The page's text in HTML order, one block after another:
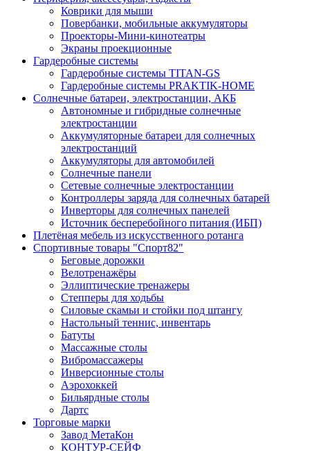
Коврики для мыши
Повербанки, мобильные аккумуляторы
Проекторы-Мини-кинотеатры
Экраны проекционные
Гардеробные системы
Гардеробные системы TITAN-GS
Гардеробные системы PRAKTIK-HOME
Солнечные батареи, электростанции, АКБ
Автономные и гибридные солнечные
электростанции
Аккумуляторные батареи для солнечных
электростанций
Аккумуляторы для автомобилей
Солнечные панели
Сетевые солнечные электростанции
Контроллеры заряда для солнечных батарей
Инверторы для солнечных панелей
Источник бесперебойного питания (ИБП)
Плетёная мебель из искусственного ротанга
Спортивные товары "Спорт82"
Беговые дорожки
Велотренажёры
Эллиптические тренажеры
Степперы для ходьбы
Силовые скамьи и стойки под штангу
Настольный теннис, инвентарь
Батуты
Массажные столы
Вибромассажеры
Инверсионные столы
Аэрохоккей
Бильярдные столы
Дартс
Торговые марки
Завод МетаКон
КОНТУР-СЕЙФ